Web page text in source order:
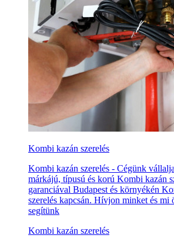
Kombi kazán szerelés
Kombi kazán szerelés - Cégünk
márkájú, típusú és korú Kombi kazán
garanciával Budapest és környékén
szerelés kapcsán. Hívjon minket és mi
segítünk
Kombi kazán szerelés